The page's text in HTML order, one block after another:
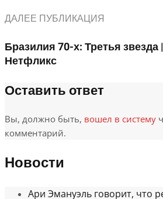
ДАЛЕЕ ПУБЛИКАЦИЯ
Бразилия 70-х: Третья звезда
Нетфликс
Оставить ответ
Вы, должно быть, вошел в систему
комментарий.
Новости
Ари Эмануэль говорит, что